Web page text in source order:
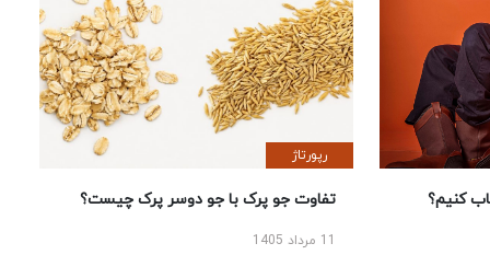
کنیم؟
رپورتاژ
تفاوت جو پرک با جو دوسر پرک چیست؟